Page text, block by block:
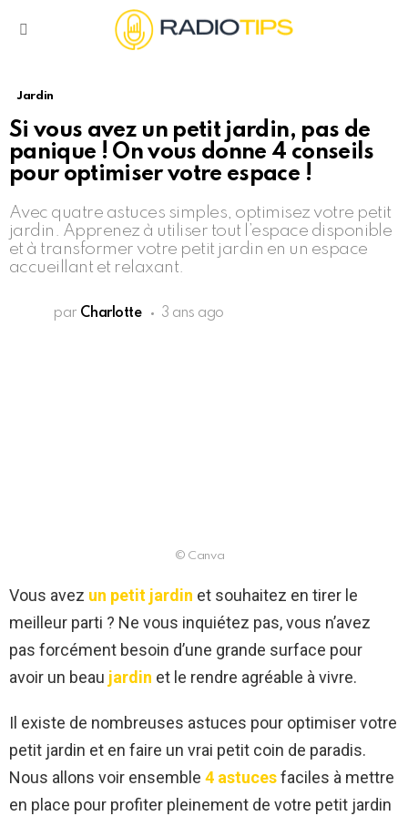
Jardin
Si vous avez un petit jardin, pas de
panique ! On vous donne 4 conseils
pour optimiser votre espace !
Avec quatre astuces simples, optimisez votre petit
jardin. Apprenez à utiliser tout l’espace disponible
et à transformer votre petit jardin en un espace
accueillant et relaxant.
par Charlotte 3 ans ago
© Canva
Vous avez un petit jardin et souhaitez en tirer le
meilleur parti ? Ne vous inquiétez pas, vous n’avez
pas forcément besoin d’une grande surface pour
avoir un beau jardin et le rendre agréable à vivre.
Il existe de nombreuses astuces pour optimiser votre
petit jardin et en faire un vrai petit coin de paradis.
Nous allons voir ensemble 4 astucesfaciles à mettre
en place pour profiter pleinement de votre petit jardin